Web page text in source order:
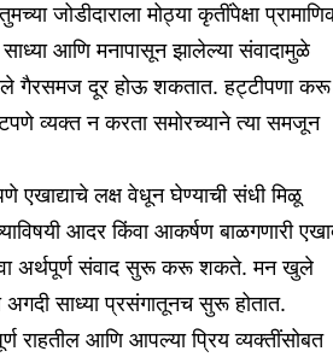
जोडीदाराला मोठ्या कृतींपेक्षा
आणि मनापासून झालेल्या संवादामुळे
गैरसमज दूर होऊ शकतात. हट्टीपणा करू
व्यक्त न करता समोरच्याने त्या समजून
एखाद्याचे लक्ष वेधून घेण्याची संधी मिळू
आदर किंवा आकर्षण बाळगणारी
अर्थपूर्ण संवाद सुरू करू शकते. मन खुले
साध्या प्रसंगातूनच सुरू होतात.
राहतील आणि आपल्या प्रिय व्यक्तींसोबत